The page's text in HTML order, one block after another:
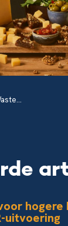
uitvoering